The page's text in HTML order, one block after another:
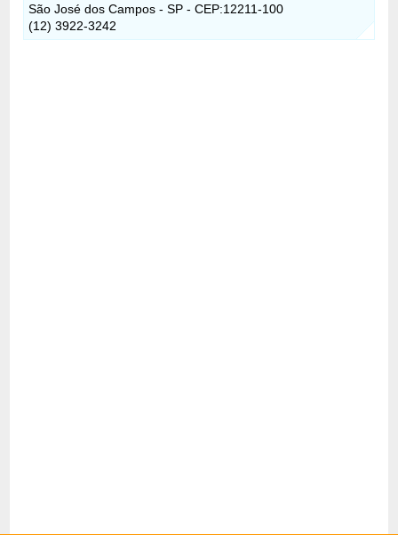
São José dos Campos - SP - CEP:12211-100
(12) 3922-3242